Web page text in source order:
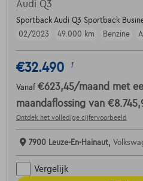
Audi Q3
Sportback Audi Q3 Sportback
02/2023
49.000 km Benzine
€32.490 1
Vanaf €623,45/maand met
maandaflossing van
Ontdek het volledige cijfervoorbeeld
7900 Leuze-En-Hainaut,
Vergelijk